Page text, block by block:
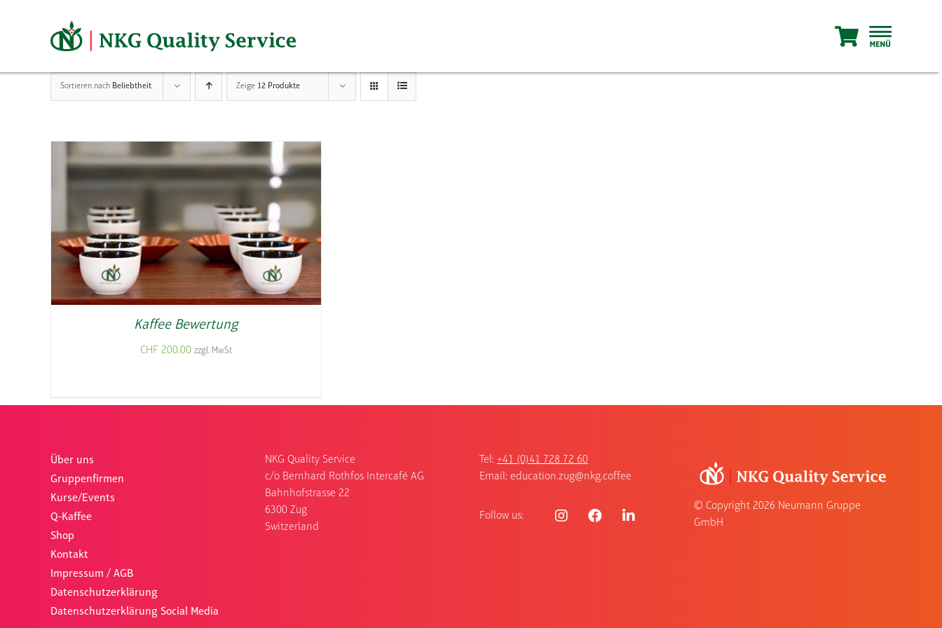
Sortieren nach Beliebtheit Zeige 12 Produkte
Kaffee Bewertung
CHF 200.00 zzgl. MwSt
Über uns
Gruppenfirmen
Kurse/Events
Q-Kaffee
Shop
Kontakt
Impressum / AGB
Datenschutzerklärung
Datenschutzerklärung Social Media
NKG Quality Service
c/o Bernhard Rothfos Intercafé AG
Bahnhofstrasse 22
6300 Zug
Switzerland
Tel: +41 (0)41 728 72 60
Email: education.zug@nkg.coffee
Follow us:
© Copyright 2026 Neumann Gruppe
GmbH